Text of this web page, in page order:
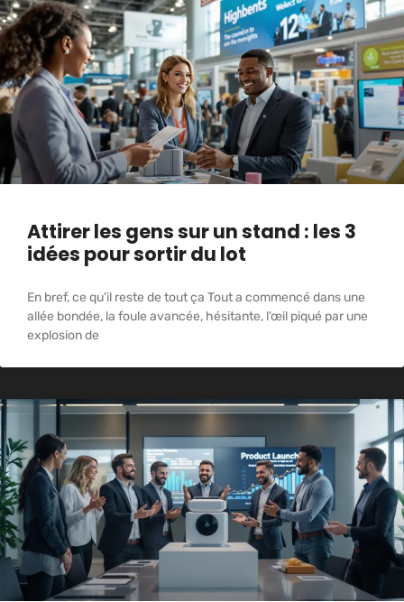
Attirer les gens sur un stand : les 3
idées pour sortir du lot
En bref, ce qu’il reste de tout ça Tout a commencé dans une
allée bondée, la foule avancée, hésitante, l’œil piqué par une
explosion de